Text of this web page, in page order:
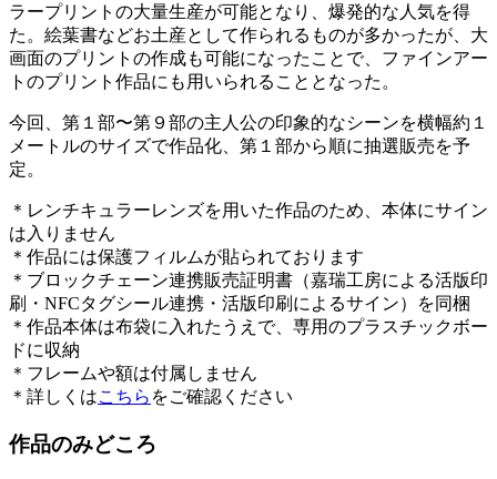
ラープリントの大量生産が可能となり、爆発的な人気を得
た。絵葉書などお土産として作られるものが多かったが、大
画面のプリントの作成も可能になったことで、ファインアー
トのプリント作品にも用いられることとなった。
今回、第１部〜第９部の主人公の印象的なシーンを横幅約１
メートルのサイズで作品化、第１部から順に抽選販売を予
定。
＊レンチキュラーレンズを用いた作品のため、本体にサイン
は入りません
＊作品には保護フィルムが貼られております
＊ブロックチェーン連携販売証明書（嘉瑞工房による活版印
刷・NFCタグシール連携・活版印刷によるサイン）を同梱
＊作品本体は布袋に入れたうえで、専用のプラスチックボー
ドに収納
＊フレームや額は付属しません
＊詳しくはこちら をご確認ください
作品のみどころ